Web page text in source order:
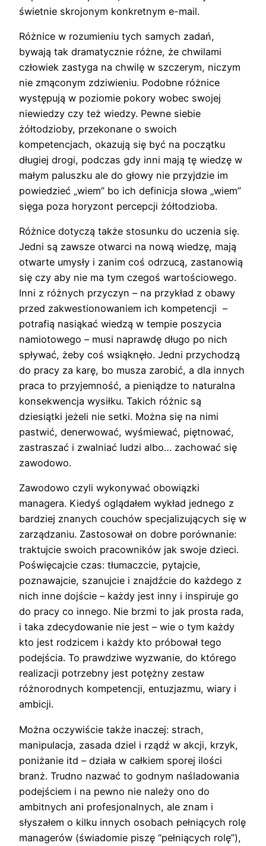
świetnie skrojonym konkretnym e-mail.
Różnice w rozumieniu tych samych zadań,
bywają tak dramatycznie różne, że chwilami
człowiek zastyga na chwilę w szczerym, niczym
nie zmąconym zdziwieniu. Podobne różnice
występują w poziomie pokory wobec swojej
niewiedzy czy też wiedzy. Pewne siebie
żółtodzioby, przekonane o swoich
kompetencjach, okazują się być na początku
długiej drogi, podczas gdy inni mają tę wiedzę w
małym paluszku ale do głowy nie przyjdzie im
powiedzieć „wiem” bo ich definicja słowa „wiem”
sięga poza horyzont percepcji żółtodzioba.
Różnice dotyczą także stosunku do uczenia się.
Jedni są zawsze otwarci na nową wiedzę, mają
otwarte umysły i zanim coś odrzucą, zastanowią
się czy aby nie ma tym czegoś wartościowego.
Inni z różnych przyczyn – na przykład z obawy
przed zakwestionowaniem ich kompetencji –
potrafią nasiąkać wiedzą w tempie poszycia
namiotowego – musi naprawdę długo po nich
spływać, żeby coś wsiąknęło. Jedni przychodzą
do pracy za karę, bo musza zarobić, a dla innych
praca to przyjemność, a pieniądze to naturalna
konsekwencja wysiłku. Takich różnic są
dziesiątki jeżeli nie setki. Można się na nimi
pastwić, denerwować, wyśmiewać, piętnować,
zastraszać i zwalniać ludzi albo… zachować się
zawodowo.
Zawodowo czyli wykonywać obowiązki
managera. Kiedyś oglądałem wykład jednego z
bardziej znanych couchów specjalizujących się w
zarządzaniu. Zastosował on dobre porównanie:
traktujcie swoich pracowników jak swoje dzieci.
Poświęcajcie czas: tłumaczcie, pytajcie,
poznawajcie, szanujcie i znajdźcie do każdego z
nich inne dojście – każdy jest inny i inspiruje go
do pracy co innego. Nie brzmi to jak prosta rada,
i taka zdecydowanie nie jest – wie o tym każdy
kto jest rodzicem i każdy kto próbował tego
podejścia. To prawdziwe wyzwanie, do którego
realizacji potrzebny jest potężny zestaw
różnorodnych kompetencji, entuzjazmu, wiary i
ambicji.
Można oczywiście także inaczej: strach,
manipulacja, zasada dziel i rządź w akcji, krzyk,
poniżanie itd – działa w całkiem sporej ilości
branż. Trudno nazwać to godnym naśladowania
podejściem i na pewno nie należy ono do
ambitnych ani profesjonalnych, ale znam i
słyszałem o kilku innych osobach pełniących rolę
managerów (świadomie piszę “pełniących rolę”),